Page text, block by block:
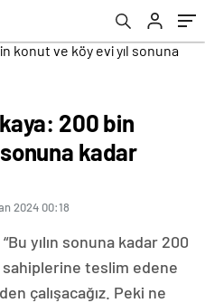
200 bin
kadar
2024 00:18
yılın sonuna kadar 200
teslim edene
çalışacağız. Peki ne